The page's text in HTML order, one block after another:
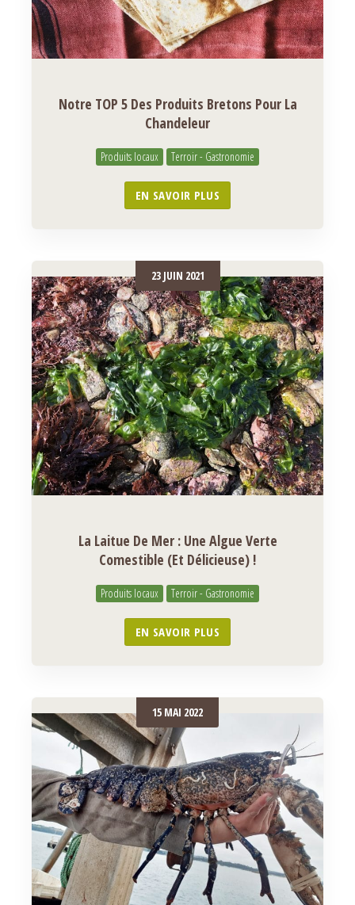
Notre TOP 5 Des Produits Bretons Pour La
Chandeleur
Produits locaux Terroir - Gastronomie
EN SAVOIR PLUS
23 JUIN 2021
La Laitue De Mer : Une Algue Verte
Comestible (et Délicieuse) !
Produits locaux Terroir - Gastronomie
EN SAVOIR PLUS
15 MAI 2022